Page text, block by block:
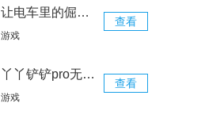
让电车里的倔强少女当场沦陷的触摸
游戏
查看
丫丫铲铲pro无限金币修改器
游戏
查看